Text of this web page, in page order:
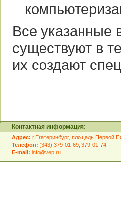
Все указанные
существуют в
их создают
Контактная информация:
Адрес: г.Екатеринбург, площадь Первой
Телефон: (343) 379-01-69; 379-01-74
E-mail: info@vep.ru